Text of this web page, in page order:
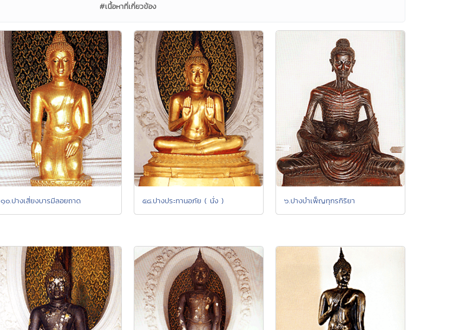
#เนื้อหาที่เกี่ยวข้อง
๑๐.ปางเสี่ยงบารมีลอยถาด ๕๘.ปางประทานอภัย ( นั่ง ) ๖.ปางบำเพ็ญทุกรกิริยา